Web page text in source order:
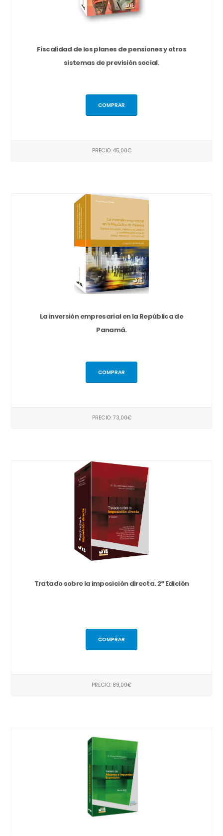
Fiscalidad de los planes de pensiones y otros
sistemas de previsión social.
COMPRAR
PRECIO: 45,00€
La inversión empresarial en la República de
Panamá.
COMPRAR
PRECIO: 73,00€
Tratado sobre la imposición directa. 2ª Edición
COMPRAR
PRECIO: 89,00€